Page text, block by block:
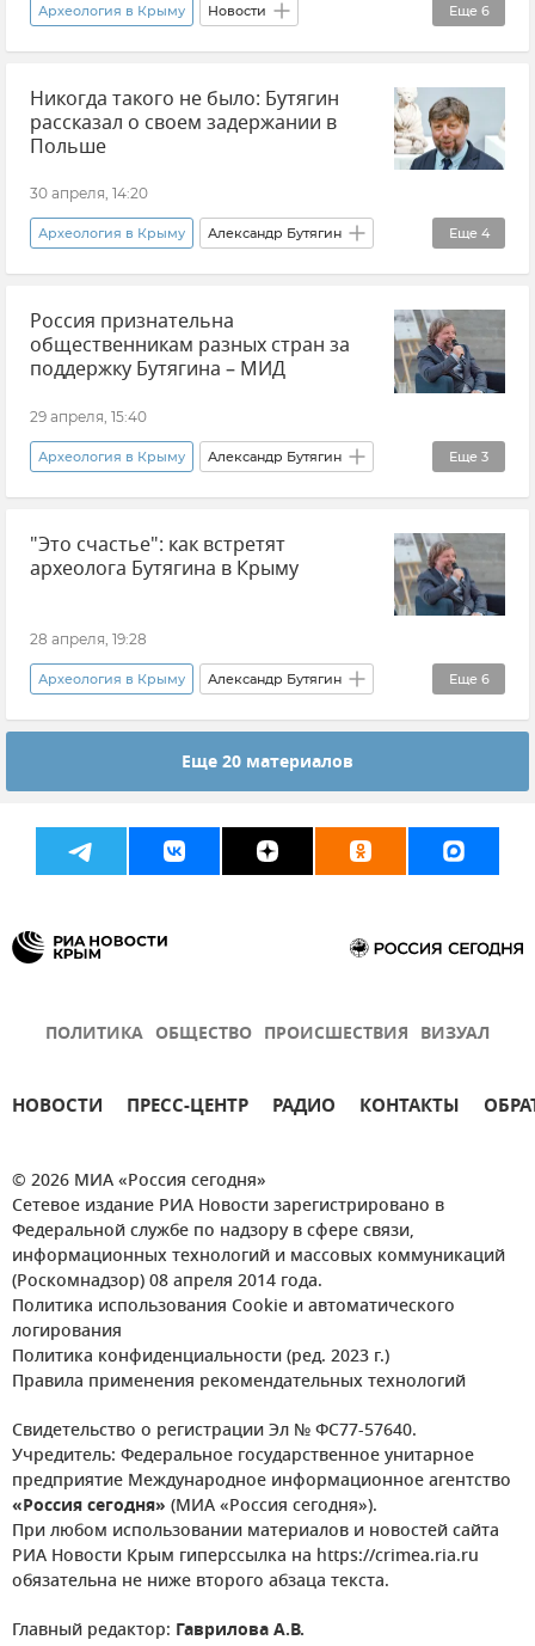
Еще 6
Археология в Крыму Новости
Новости Крыма Археология
Александр Бутягин Крым Эрмитаж
История
Никогда такого не было: Бутягин
рассказал о своем задержании в
Польше
30 апреля, 14:20
Еще 4
Археология в Крыму Александр Бутягин
Археология Новости Польша
Украина
Россия признательна
общественникам разных стран за
поддержку Бутягина – МИД
29 апреля, 15:40
Еще 3
Археология в Крыму Александр Бутягин
Мария Захарова
Министерство иностранных дел РФ (МИД РФ)
Крым
"Это счастье": как встретят
археолога Бутягина в Крыму
28 апреля, 19:28
Еще 6
Археология в Крыму Александр Бутягин
Эксклюзивы РИА Новости Крым
Мнения Крым
Новости Крыма
Еще 20 материалов
ПОЛИТИКА ОБЩЕСТВО ПРОИСШЕСТВИЯ ВИЗУАЛ
НОВОСТИ ПРЕСС-ЦЕНТР РАДИО КОНТАКТЫ
© 2026 МИА «Россия сегодня»
Сетевое издание РИА Новости зарегистрировано в
Федеральной службе по надзору в сфере связи,
информационных технологий и массовых коммуникаций
(Роскомнадзор) 08 апреля 2014 года.
Политика использования Cookie и автоматического
логирования
Политика конфиденциальности (ред. 2023 г.)
Правила применения рекомендательных технологий
Свидетельство о регистрации Эл № ФС77-57640.
Учредитель: Федеральное государственное унитарное
предприятие Международное информационное агентство
«Россия сегодня» (МИА «Россия сегодня»).
При любом использовании материалов и новостей сайта
РИА Новости Крым гиперссылка на https://crimea.ria.ru
обязательна не ниже второго абзаца текста.
Главный редактор: Гаврилова А.В.